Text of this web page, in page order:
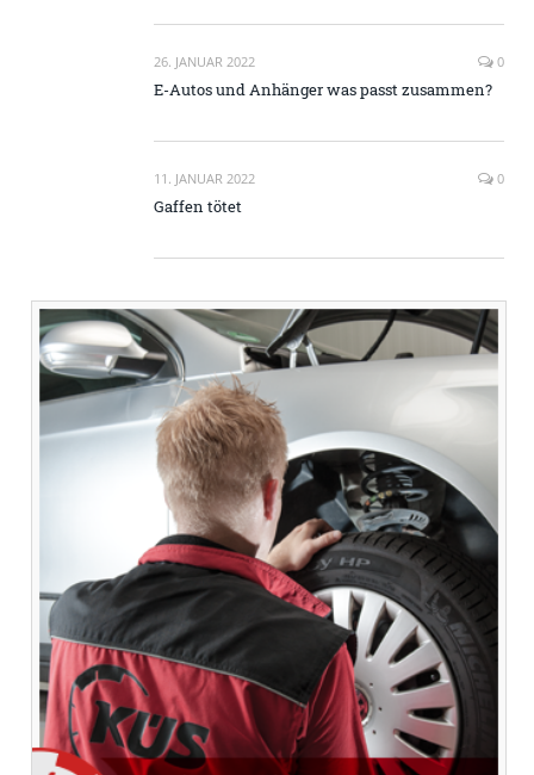
26. JANUAR 2022 0
E-Autos und Anhänger was passt zusammen?
11. JANUAR 2022 0
Gaffen tötet